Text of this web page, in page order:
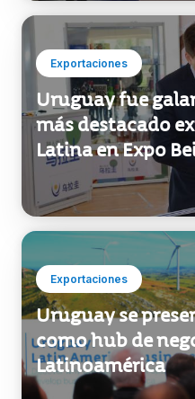
Exportaciones
Uruguay fue
más destacado
Latina en Expo
Exportaciones
Uruguay se
como hub de
Latinoamérica